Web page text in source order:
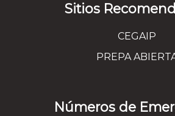
Sitios
CEGAIP
PREPA
Números de